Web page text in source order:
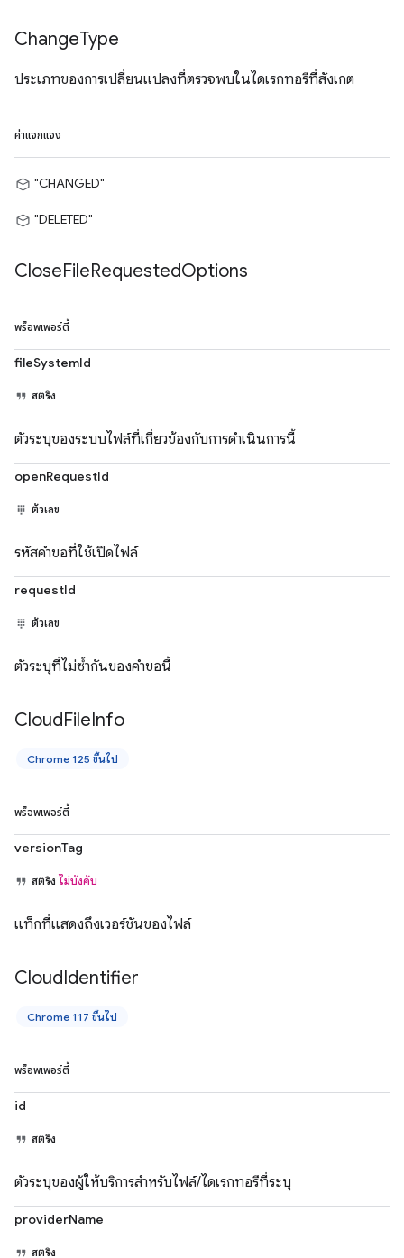
ChangeType
ประเภทของการเปลี่ยนแปลงที่ตรวจพบในไดเรกทอรีที่สังเกต
ค่าแจกแจง
"CHANGED"
"DELETED"
CloseFileRequestedOptions
พร็อพเพอร์ตี้
fileSystemId
สตริง
ตัวระบุของระบบไฟล์ที่เกี่ยวข้องกับการดำเนินการนี้
openRequestId
ตัวเลข
รหัสคำขอที่ใช้เปิดไฟล์
requestId
ตัวเลข
ตัวระบุที่ไม่ซ้ำกันของคำขอนี้
CloudFileInfo
Chrome 125 ขึ้นไป
พร็อพเพอร์ตี้
versionTag
สตริง ไม่บังคับ
แท็กที่แสดงถึงเวอร์ชันของไฟล์
CloudIdentifier
Chrome 117 ขึ้นไป
พร็อพเพอร์ตี้
id
สตริง
ตัวระบุของผู้ให้บริการสำหรับไฟล์/ไดเรกทอรีที่ระบุ
providerName
สตริง